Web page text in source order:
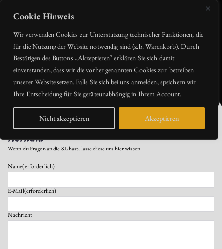
Cookie Hinweis
Wir verwenden Cookies zur Unterstützung technischer Funktionen, die
für die Nutzung der Website notwendig sind (z.b. Warenkorb). Durch
Bestätigen des Buttons „Akzeptieren” erklären Sie sich damit
einverstanden, dass wir die vorher genannten Cookies zur betreiben
unserer Website setzen. Falls Sie sich bei uns anmelden, speichern wir
Ihre Entscheidung für Sie geräteunabhängig in Ihrem Account.
Nicht akzeptieren Akzeptieren
Zum
springen
Kontakt
Wenn du Fragen an die SL hast, lasse diese uns hier wissen:
Name(erforderlich)
E-Mail(erforderlich)
Nachricht